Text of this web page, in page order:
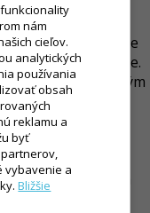
sa aplikujú
(FUP = fair use
používanie.
kde hlavným
limity, ktoré je
Základnými
100 otvorených
archív
1000 aktívnych
kategórií, 3000
nám
cieľov.
analytických
používania
obsah
reklamu a
byť
vybavenie a
Bližšie